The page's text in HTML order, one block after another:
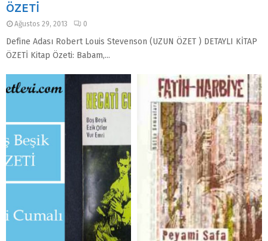
ÖZETİ
Ağustos 29, 2013 0
Define Adası Robert Louis Stevenson (UZUN ÖZET ) DETAYLI KİTAP
ÖZETİ Kitap Özeti: Babam,...